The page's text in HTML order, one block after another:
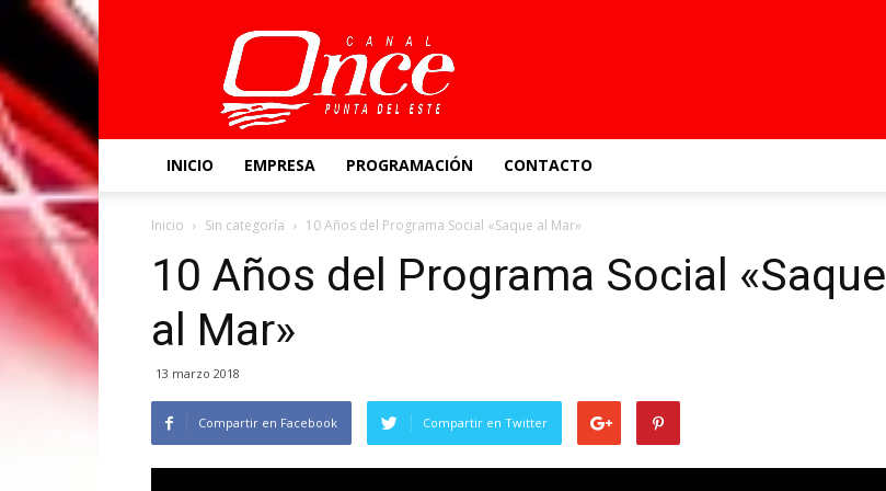
Canal
Once
INICIO EMPRESA PROGRAMACIÓN CONTACTO
Inicio Sin categoría 10 Años del Programa Social «Saque al Mar»
10 Años del Programa Social «Saque
al Mar»
13 marzo 2018
Compartir en Facebook Compartir en Twitter